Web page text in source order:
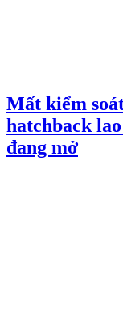
Mất kiểm
hatchback
đang mở